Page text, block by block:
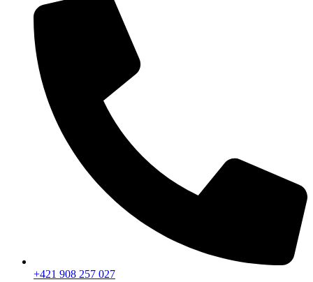
+421 908 257 027